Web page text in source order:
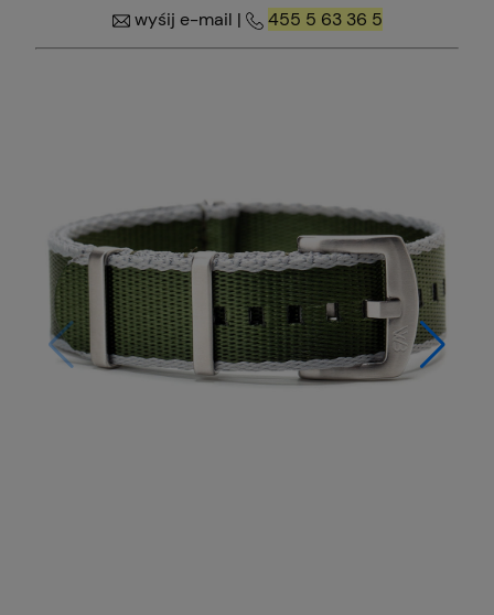
wyśij e-mail | 455 5 63 36 5